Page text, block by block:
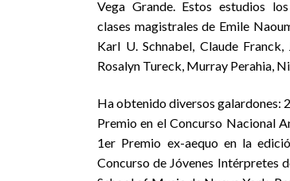
Vega Grande. Estos estudios
clases magistrales de Emile
Karl U. Schnabel, Claude
Rosalyn Tureck, Murray Perahia,
Ha obtenido diversos galardones:
Premio en el Concurso Nacional
1er Premio ex-aequo en la
Concurso de Jóvenes Intérpretes